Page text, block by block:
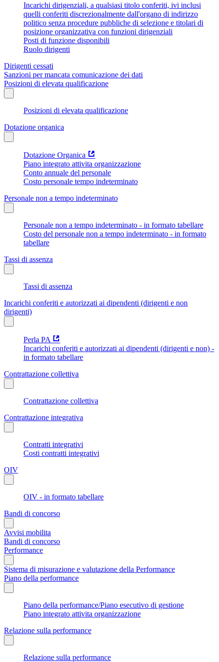
Incarichi dirigenziali, a qualsiasi titolo conferiti, ivi inclusi
quelli conferiti discrezionalmente dall'organo di indirizzo
politico senza procedure pubbliche di selezione e titolari di
posizione organizzativa con funzioni dirigenziali
Posti di funzione disponibili
Ruolo dirigenti
Dirigenti cessati
Sanzioni per mancata comunicazione dei dati
Posizioni di elevata qualificazione
Posizioni di elevata qualificazione
Dotazione organica
Dotazione Organica
Piano integrato attivita organizzazione
Conto annuale del personale
Costo personale tempo indeterminato
Personale non a tempo indeterminato
Personale non a tempo indeterminato - in formato tabellare
Costo del personale non a tempo indeterminato - in formato
tabellare
Tassi di assenza
Tassi di assenza
Incarichi conferiti e autorizzati ai dipendenti (dirigenti e non
dirigenti)
Perla PA
Incarichi conferiti e autorizzati ai dipendenti (dirigenti e non) -
in formato tabellare
Contrattazione collettiva
Contrattazione collettiva
Contrattazione integrativa
Contratti integrativi
Costi contratti integrativi
OIV
OIV - in formato tabellare
Bandi di concorso
Avvisi mobilita
Bandi di concorso
Performance
Sistema di misurazione e valutazione della Performance
Piano della performance
Piano della performance/Piano esecutivo di gestione
Piano integrato attivita organizzazione
Relazione sulla performance
Relazione sulla performance